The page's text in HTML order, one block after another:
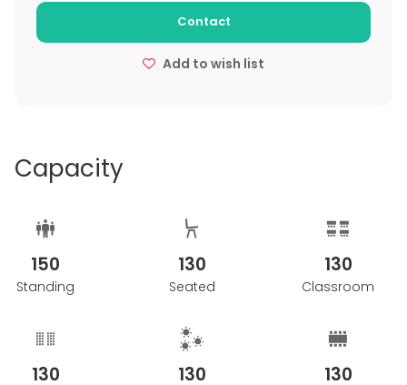
Contact
Add to wish list
Capacity
150
Standing
130
Seated
130
Classroom
130 130 130